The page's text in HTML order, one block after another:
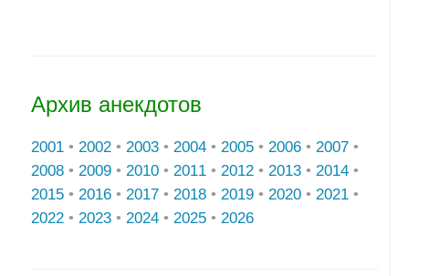
Архив анекдотов
2001 • 2002 • 2003 • 2004 • 2005 • 2006 • 2007 •
2008 • 2009 • 2010 • 2011 • 2012 • 2013 • 2014 •
2015 • 2016 • 2017 • 2018 • 2019 • 2020 • 2021 •
2022 • 2023 • 2024 • 2025 • 2026